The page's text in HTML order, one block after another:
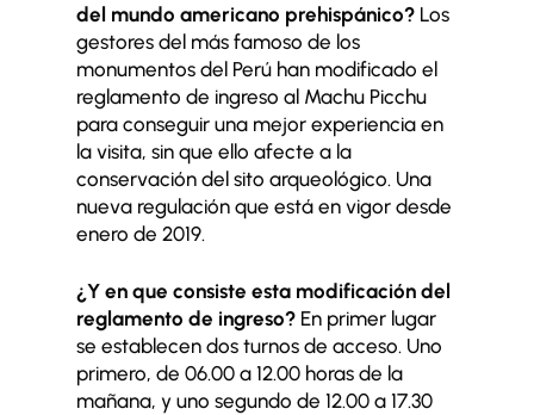
del mundo americano prehispánico? Los
gestores del más famoso de los
monumentos del Perú han modificado el
reglamento de ingreso al Machu Picchu
para conseguir una mejor experiencia en
la visita, sin que ello afecte a la
conservación del sito arqueológico. Una
nueva regulación que está en vigor desde
enero de 2019.
¿Y en que consiste esta modificación del
reglamento de ingreso? En primer lugar
se establecen dos turnos de acceso. Uno
primero, de 06.00 a 12.00 horas de la
mañana, y uno segundo de 12.00 a 17.30